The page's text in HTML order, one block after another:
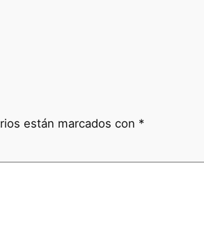
están marcados con *